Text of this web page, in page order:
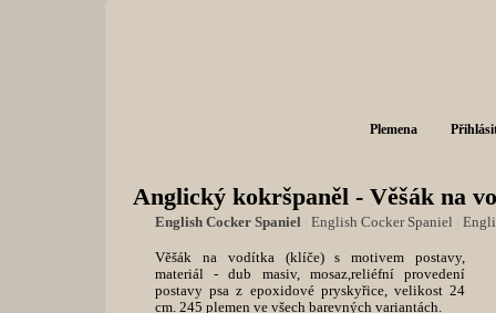
Plemena
Anglický kokršpaněl - Věšák na
English Cocker Spaniel English Cocker Spaniel
Věšák na vodítka (klíče) s motivem postavy,
materiál - dub masiv, mosaz,reliéfní provedení
postavy psa z epoxidové pryskyřice, velikost 24
cm. 245 plemen ve všech barevných variantách.